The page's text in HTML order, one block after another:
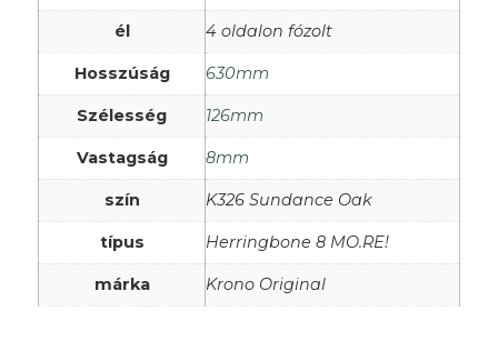
él 4 oldalon fózolt
Hosszúság 630mm
Szélesség 126mm
Vastagság 8mm
szín K326 Sundance Oak
típus Herringbone 8 MO.RE!
márka Krono Original